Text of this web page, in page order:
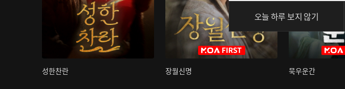
성한찬란 장월신명 묵우운간
오늘 하루 보지 않기